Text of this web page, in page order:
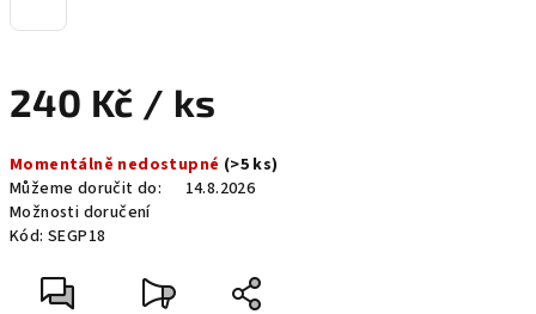
240 Kč / ks
cena:
Momentálně nedostupné (>5 ks)
Můžeme doručit do:
14.8.2026
Možnosti doručení
Kód: SEGP18